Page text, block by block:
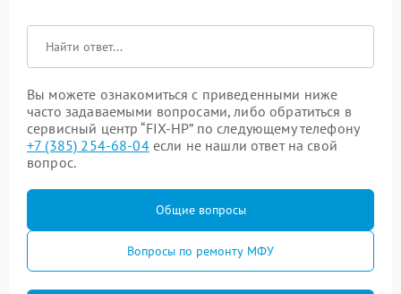
Вы можете ознакомиться с приведенными ниже
часто задаваемыми вопросами, либо обратиться в
сервисный центр “FIX-HP” по следующему телефону
+7 (385) 254-68-04если не нашли ответ на свой
вопрос.
Общие вопросы
Вопросы по ремонту МФУ